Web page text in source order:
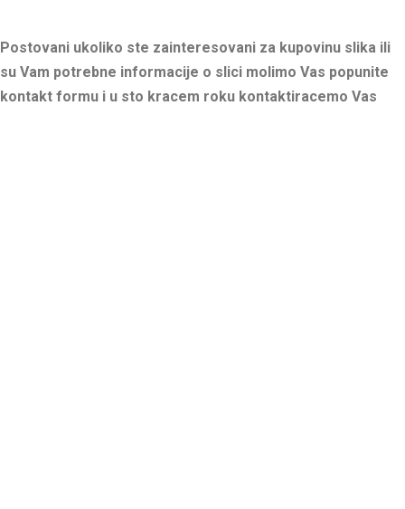
Postovani ukoliko ste zainteresovani za kupovinu slika ili
su Vam potrebne informacije o slici molimo Vas popunite
kontakt formu i u sto kracem roku kontaktiracemo Vas